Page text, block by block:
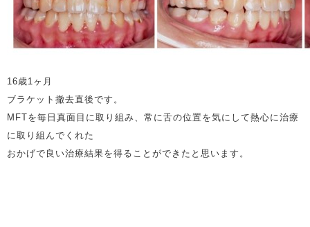
16歳1ヶ月
ブラケット撤去直後です。
MFTを毎日真面目に取り組み、常に舌の位置を気にして熱心に治療
に取り組んでくれた
おかげで良い治療結果を得ることができたと思います。